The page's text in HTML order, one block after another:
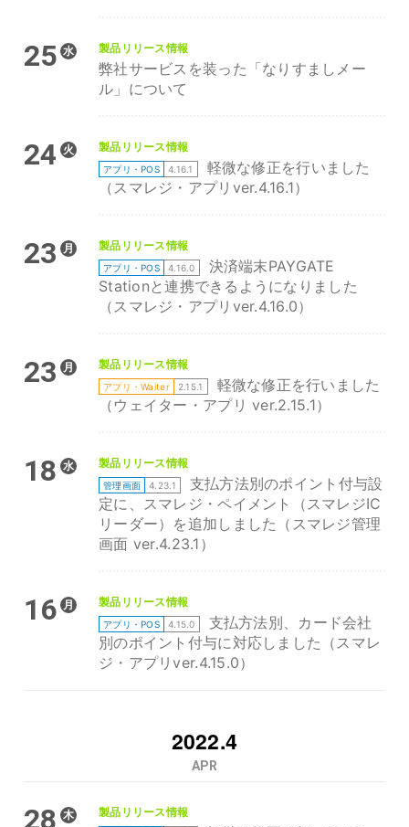
25 水 製品リリース情報
弊社サービスを装った「なりすましメー
ル」について
24 火 製品リリース情報
アプリ・POS 4.16.1
軽微な修正を行いました
（スマレジ・アプリver.4.16.1）
23 月 製品リリース情報
アプリ・POS 4.16.0
決済端末PAYGATE
Stationと連携できるようになりました
（スマレジ・アプリver.4.16.0）
23 月 製品リリース情報
アプリ・Waiter 2.15.1
軽微な修正を行いました
（ウェイター・アプリ ver.2.15.1）
18 水 製品リリース情報
管理画面 4.23.1
支払方法別のポイント付与設
定に、スマレジ・ペイメント（スマレジIC
リーダー）を追加しました（スマレジ管理
画面 ver.4.23.1）
16 月 製品リリース情報
アプリ・POS 4.15.0
支払方法別、カード会社
別のポイント付与に対応しました（スマレ
ジ・アプリver.4.15.0）
2022.4
APR
28 木 製品リリース情報